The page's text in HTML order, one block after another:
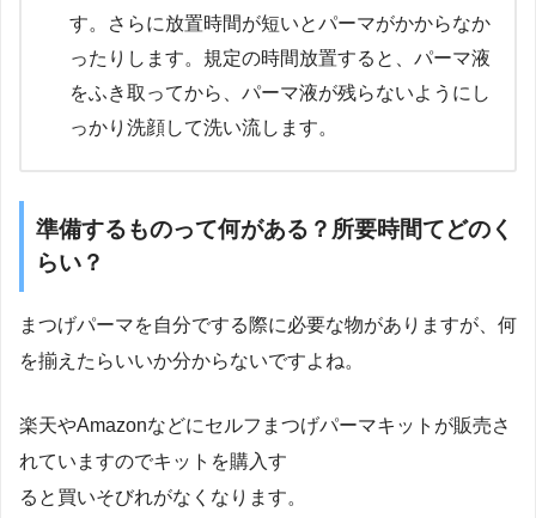
す。
さらに放置時間が短いとパーマがかからなか
ったりします。 規定の時間放置すると、パーマ液
をふき取ってから、パーマ液が残らないようにし
っかり洗顔して洗い流します。
準備するものって何がある？所要時間てどのく
らい？
まつげパーマを自分でする際に必要な物がありますが、何
を揃えたらいいか分からないですよね。
楽天やAmazonなどにセルフまつげパーマキットが販売さ
れていますのでキットを購入す
ると買いそびれがなくなります。